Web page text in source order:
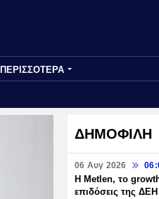
ΠΕΡΙΣΣΟΤΕΡΑ
ΔΗΜΟΦΙΛΗ
06 Αυγ 2026
H Metlen, το
επιδόσεις της